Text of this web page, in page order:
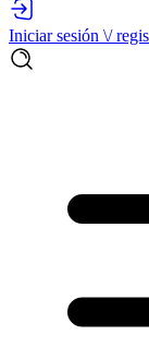
Iniciar sesión \/